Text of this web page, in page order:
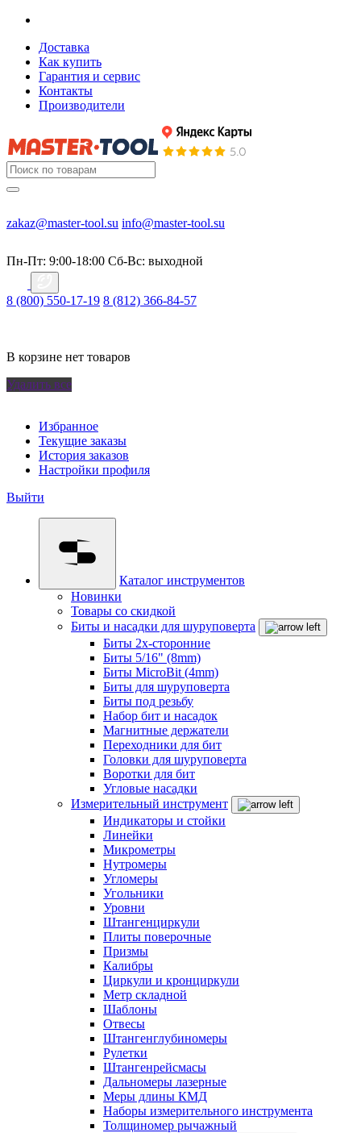
Доставка
Как купить
Гарантия и сервис
Контакты
Производители
zakaz@master-tool.su info@master-tool.su
Пн-Пт: 9:00-18:00 Cб-Вс: выходной
8 (800) 550-17-19 8 (812) 366-84-57
В корзине нет товаров
Удалить все
Избранное
Текущие заказы
История заказов
Настройки профиля
Выйти
Каталог инструментов
Новинки
Товары со скидкой
Биты и насадки для шуруповерта
Биты 2х-сторонние
Биты 5/16" (8mm)
Биты MicroBit (4mm)
Биты для шуруповерта
Биты под резьбу
Набор бит и насадок
Магнитные держатели
Переходники для бит
Головки для шуруповерта
Воротки для бит
Угловые насадки
Измерительный инструмент
Индикаторы и стойки
Линейки
Микрометры
Нутромеры
Угломеры
Угольники
Уровни
Штангенциркули
Плиты поверочные
Призмы
Калибры
Циркули и кронциркули
Метр складной
Шаблоны
Отвесы
Штангенглубиномеры
Рулетки
Штангенрейсмасы
Дальномеры лазерные
Меры длины КМД
Наборы измерительного инструмента
Толщиномер рычажный